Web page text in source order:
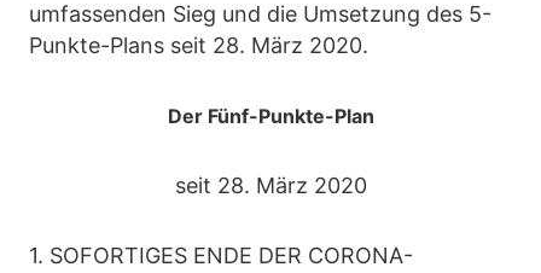
umfassenden Sieg und die Umsetzung des 5-
Punkte-Plans seit 28. März 2020.
Der Fünf-Punkte-Plan
seit 28. März 2020
1. SOFORTIGES ENDE DER CORONA-